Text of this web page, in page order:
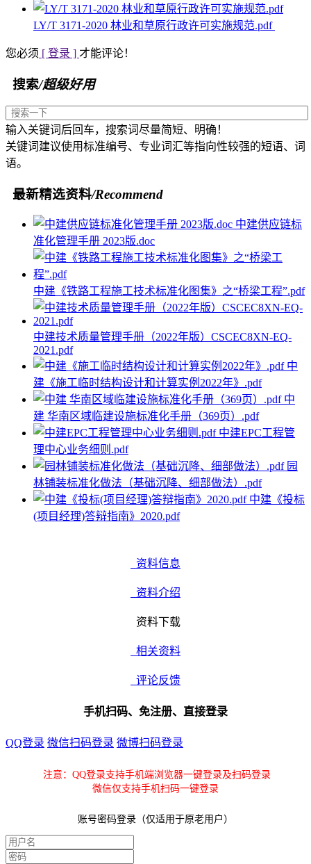
LY/T 3171-2020 林业和草原行政许可实施规范.pdf
您必须 [ 登录 ] 才能评论！
搜索/超级好用
输入关键词后回车，搜索词尽量简短、明确！
关键词建议使用标准编号、专业词汇等指向性较强的短语、词
语。
最新精选资料/Recommend
中建供应链标
准化管理手册 2023版.doc
中建《铁路工程施工技术标准化图集》之“桥梁工程”.pdf
中建技术质量管理手册（2022年版）CSCEC8XN-EQ-
2021.pdf
中
建《施工临时结构设计和计算实例2022年》.pdf
中
建 华南区域临建设施标准化手册（369页）.pdf
中建EPC工程管
理中心业务细则.pdf
园
林铺装标准化做法（基础沉降、细部做法）.pdf
中建《投标
(项目经理)答辩指南》2020.pdf
资料信息
资料介绍
资料下载
相关资料
评论反馈
手机扫码、免注册、直接登录
QQ登录 微信扫码登录 微博扫码登录
注意：QQ登录支持手机端浏览器一键登录及扫码登录
微信仅支持手机扫码一键登录
账号密码登录（仅适用于原老用户）